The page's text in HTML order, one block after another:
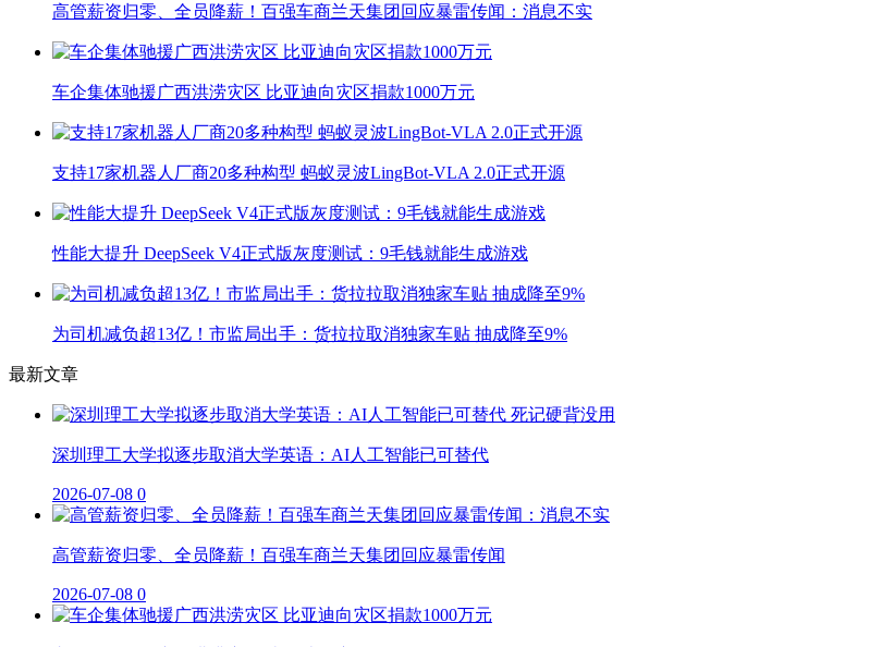
高管薪资归零、全员降薪！百强车商兰天集团回应暴雷传闻：消息不实
车企集体驰援广西洪涝灾区 比亚迪向灾区捐款1000万元
支持17家机器人厂商20多种构型 蚂蚁灵波LingBot-VLA 2.0正式开源
性能大提升 DeepSeek V4正式版灰度测试：9毛钱就能生成游戏
为司机减负超13亿！市监局出手：货拉拉取消独家车贴 抽成降至9%
最新文章
深圳理工大学拟逐步取消大学英语：AI人工智能已可替代
2026-07-08 0
高管薪资归零、全员降薪！百强车商兰天集团回应暴雷传闻
2026-07-08 0